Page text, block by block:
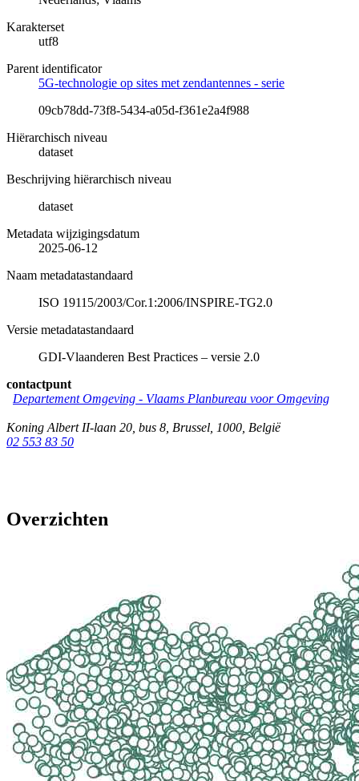
Karakterset
utf8
Parent identificator
5G-technologie op sites met zendantennes - serie
09cb78dd-73f8-5434-a05d-f361e2a4f988
Hiërarchisch niveau
dataset
Beschrijving hiërarchisch niveau
dataset
Metadata wijzigingsdatum
2025-06-12
Naam metadatastandaard
ISO 19115/2003/Cor.1:2006/INSPIRE-TG2.0
Versie metadatastandaard
GDI-Vlaanderen Best Practices – versie 2.0
contactpunt
Departement Omgeving - Vlaams Planbureau voor Omgeving
Koning Albert II-laan 20, bus 8 Brussel 1000 België
02 553 83 50
Overzichten